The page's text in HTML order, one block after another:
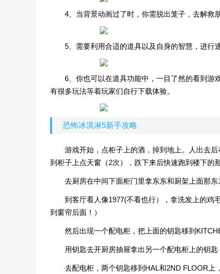
4、当背景动画过了时，你需脱出笼子，去解救
5、需要利用合适的道具以及自身的智慧，进行
6、你也可以在道具功能中，一目了然的看到游
有很多玩法等着玩家们自行下载体验。
恐怖冰淇淋5新手攻略
游戏开始，点柜子上的酒，掉到地上。人出去
到柜子上点天窗（2次），跌下来后快速跑到楼下的
去厨房在中间下面柜门里拿东东和厨架上面那
到客厅看人像1977(不看也行），拿洗发上的鸡
到窗帘后面！）
然后出现一个配电柜，把上面的钥匙移到
用钥匙去开厨房抽屉拿出另一个配电柜上的钥匙
去配电柜，两个钥匙移到HAL和2ND FLOOR上